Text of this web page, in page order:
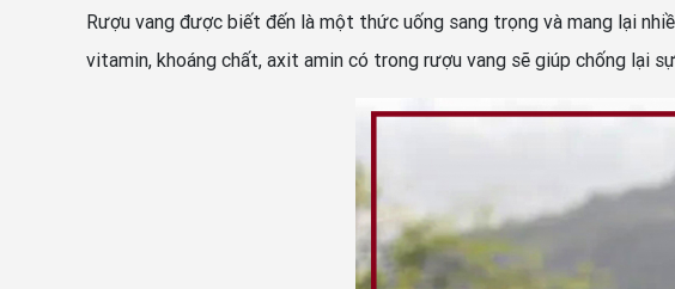
Rượu vang được biết đến là một thức uống sang trọng và mang lại
vitamin, khoáng chất, axit amin có trong rượu vang sẽ giúp chống lại